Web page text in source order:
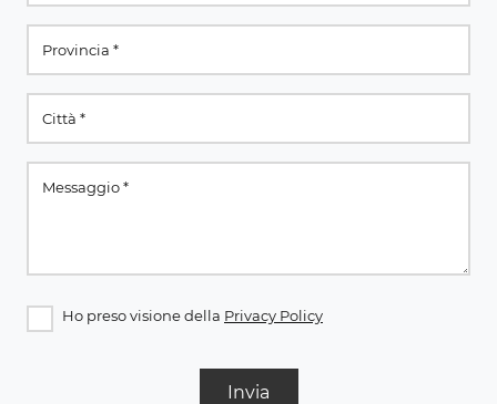
Ho preso visione della Privacy Policy
Invia